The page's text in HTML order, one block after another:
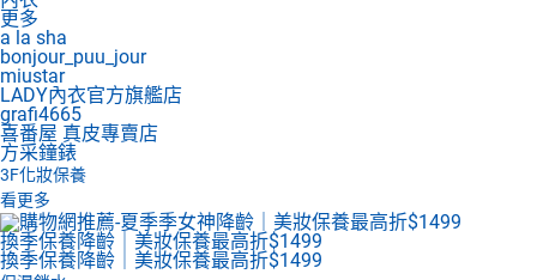
更多
a la sha
bonjour_puu_jour
miustar
LADY內衣官方旗艦店
grafi4665
喜番屋 真皮專賣店
方采鐘錶
3F化妝保養
看更多
換季保養降齡｜美妝保養最高折$1499
換季保養降齡｜美妝保養最高折$1499